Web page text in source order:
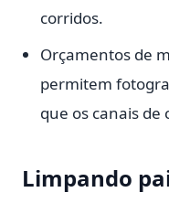
corridos.
Orçamentos de
permitem
que os canais
Limpando